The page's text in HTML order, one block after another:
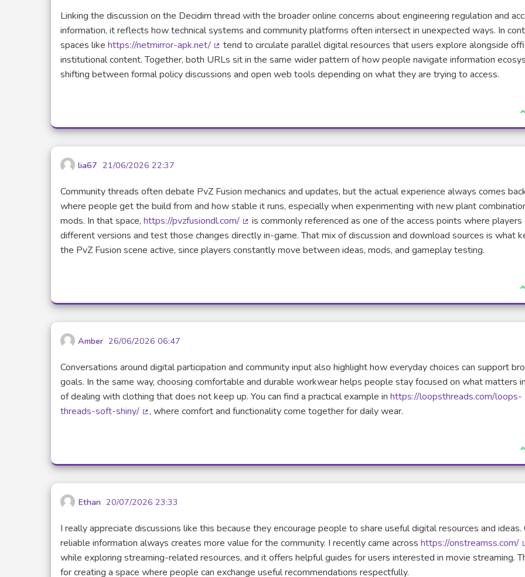
Linking the discussion on the Decidim thread with the broader online concerns about engineering regulation and
information, it reflects how technical systems and community platforms often intersect in unexpected ways. In
spaces like https://netmirror-apk.net/
(Lien externe)
tend to circulate parallel digital resources that users explore alongside
institutional content. Together, both URLs sit in the same wider pattern of how people navigate information
shifting between formal policy discussions and open web tools depending on what they are trying to access.
lia67 21/06/2026 22:37
Community threads often debate PvZ Fusion mechanics and updates, but the actual experience always comes
where people get the build from and how stable it runs, especially when experimenting with new plant
mods. In that space, https://pvzfusiondl.com/
(Lien externe)
is commonly referenced as one of the access points where players
different versions and test those changes directly in-game. That mix of discussion and download sources is what
the PvZ Fusion scene active, since players constantly move between ideas, mods, and gameplay testing.
Amber 26/06/2026 06:47
Conversations around digital participation and community input also highlight how everyday choices can support
goals. In the same way, choosing comfortable and durable workwear helps people stay focused on what matters
of dealing with clothing that does not keep up. You can find a practical example in https://loopsthreads.com/loops-
threads-soft-shiny/
, where comfort and functionality come together for daily wear.
Ethan 20/07/2026 23:33
I really appreciate discussions like this because they encourage people to share useful digital resources and ideas.
reliable information always creates more value for the community. I recently came across https://onstreamss.com/
while exploring streaming-related resources, and it offers helpful guides for users interested in movie streaming.
for creating a space where people can exchange useful recommendations respectfully.